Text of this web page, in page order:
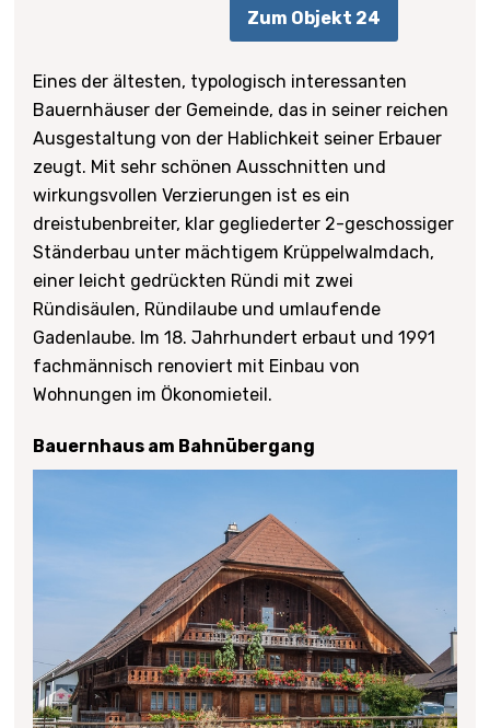
Zum Objekt 24
Eines der ältesten, typologisch interessanten
Bauernhäuser der Gemeinde, das in seiner reichen
Ausgestaltung von der Hablichkeit seiner Erbauer
zeugt. Mit sehr schönen Ausschnitten und
wirkungsvollen Verzierungen ist es ein
dreistubenbreiter, klar gegliederter 2-geschossiger
Ständerbau unter mächtigem Krüppelwalmdach,
einer leicht gedrückten Ründi mit zwei
Ründisäulen, Ründilaube und umlaufende
Gadenlaube. Im 18. Jahrhundert erbaut und 1991
fachmännisch renoviert mit Einbau von
Wohnungen im Ökonomieteil.
Bauernhaus am Bahnübergang